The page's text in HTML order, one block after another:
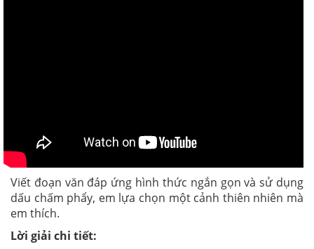
Viết đoạn văn đáp ứng hình thức ngắn gọn và sử dụng
dấu chấm phẩy, em lựa chọn một cảnh thiên nhiên mà
em thích.
Lời giải chi tiết: